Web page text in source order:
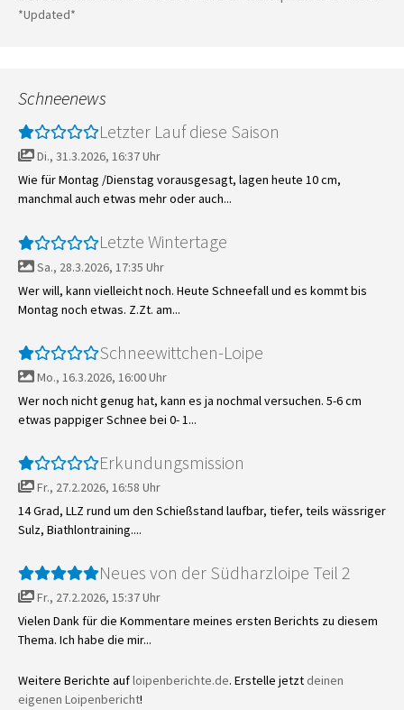
*Updated*
Schneenews
Letzter Lauf diese Saison
Di., 31.3.2026, 16:37 Uhr
Wie für Montag /Dienstag vorausgesagt, lagen heute 10 cm,
manchmal auch etwas mehr oder auch...
Letzte Wintertage
Sa., 28.3.2026, 17:35 Uhr
Wer will, kann vielleicht noch. Heute Schneefall und es kommt bis
Montag noch etwas. Z.Zt. am...
Schneewittchen-Loipe
Mo., 16.3.2026, 16:00 Uhr
Wer noch nicht genug hat, kann es ja nochmal versuchen. 5-6 cm
etwas pappiger Schnee bei 0- 1...
Erkundungsmission
Fr., 27.2.2026, 16:58 Uhr
14 Grad, LLZ rund um den Schießstand laufbar, tiefer, teils wässriger
Sulz, Biathlontraining....
Neues von der Südharzloipe Teil 2
Fr., 27.2.2026, 15:37 Uhr
Vielen Dank für die Kommentare meines ersten Berichts zu diesem
Thema. Ich habe die mir...
Weitere Berichte aufloipenberichte.de. Erstelle jetzt deinen
eigenen Loipenbericht!